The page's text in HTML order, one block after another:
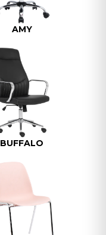
AMY
BUFFALO